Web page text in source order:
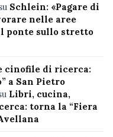
Schlein: «Pagare di
nelle aree
ponte sullo stretto
cinofile di ricerca:
a San Pietro
Libri, cucina,
torna la “Fiera